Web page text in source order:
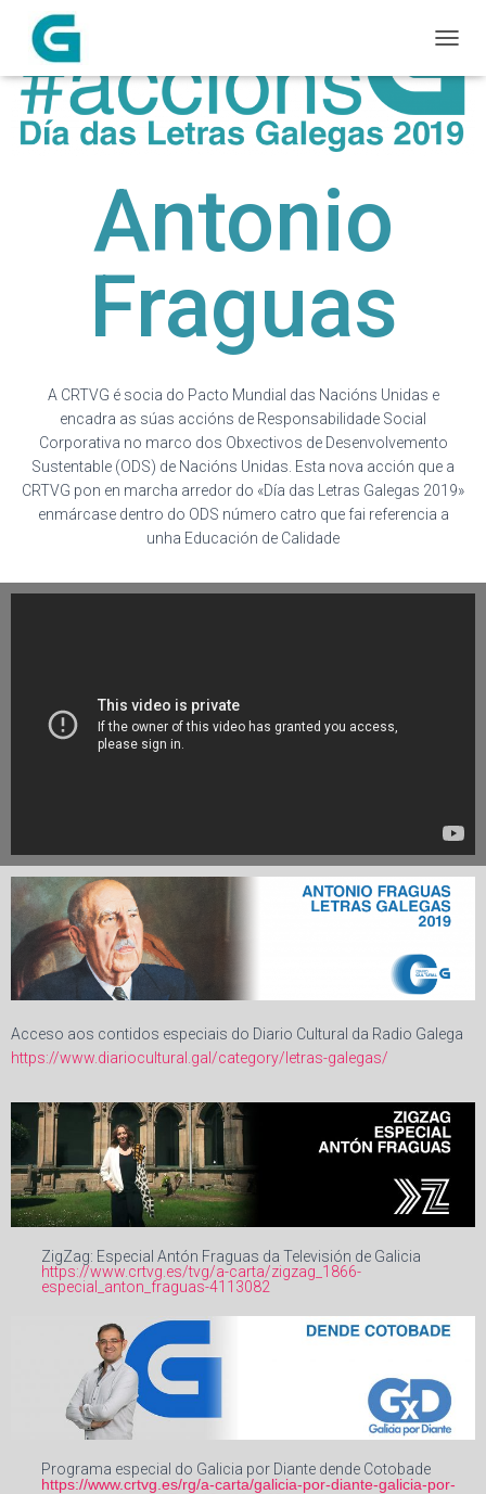
A
B
I
C
I
Ó
N
Antonio
Fraguas
A CRTVG é socia do Pacto Mundial das Nacións Unidas e
encadra as súas accións de Responsabilidade Social
Corporativa no marco dos Obxectivos de Desenvolvemento
Sustentable (ODS) de Nacións Unidas. Esta nova acción que a
CRTVG pon en marcha arredor do «Día das Letras Galegas 2019»
enmárcase dentro do ODS número catro que fai referencia a
unha Educación de Calidade
Acceso aos contidos especiais do Diario Cultural da Radio Galega
https://www.diariocultural.gal/category/letras-galegas/
ZigZag: Especial Antón Fraguas da Televisión de Galicia
https://www.crtvg.es/tvg/a-carta/zigzag_1866-
especial_anton_fraguas-4113082
Programa especial do Galicia por Diante dende Cotobade
https://www.crtvg.es/rg/a-carta/galicia-por-diante-galicia-por-